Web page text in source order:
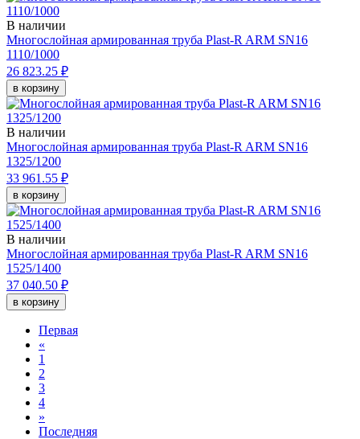
В наличии
Многослойная армированная труба Plast-R ARM SN16
1110/1000
26 823.25 ₽
в корзину
В наличии
Многослойная армированная труба Plast-R ARM SN16
1325/1200
33 961.55 ₽
в корзину
В наличии
Многослойная армированная труба Plast-R ARM SN16
1525/1400
37 040.50 ₽
в корзину
Первая
«
1
2
3
4
»
Последняя